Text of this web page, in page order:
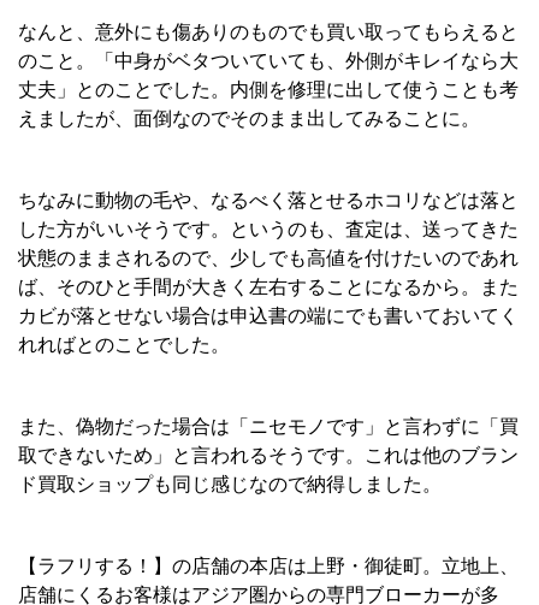
なんと、意外にも傷ありのものでも買い取ってもらえると
のこと。「中身がベタついていても、外側がキレイなら大
丈夫」とのことでした。内側を修理に出して使うことも考
えましたが、面倒なのでそのまま出してみることに。
ちなみに動物の毛や、なるべく落とせるホコリなどは落と
した方がいいそうです。というのも、査定は、送ってきた
状態のままされるので、少しでも高値を付けたいのであれ
ば、そのひと手間が大きく左右することになるから。また
カビが落とせない場合は申込書の端にでも書いておいてく
れればとのことでした。
また、偽物だった場合は「ニセモノです」と言わずに「買
取できないため」と言われるそうです。これは他のブラン
ド買取ショップも同じ感じなので納得しました。
【ラフリする！】の店舗の本店は上野・御徒町。立地上、
店舗にくるお客様はアジア圏からの専門ブローカーが多